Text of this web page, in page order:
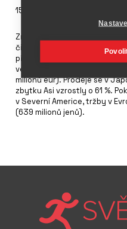
15. října 2021
Značka
čistý zisk 948 milionů jenů
předchozího roku se jednalo
ve jmenovaném letošním
milionů eur). Prodeje se v
zbytku Asi vzrostly o 61 %.
v Severní Americe, tržby v
(639 milionů jenů).